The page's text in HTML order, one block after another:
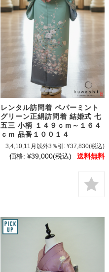
レンタル訪問着 ペパーミント
グリーン正絹訪問着 結婚式 七
五三 小柄 １４９ｃｍ～１６４
ｃｍ 品番１００１４
3,4,10,11月以外3％引: ¥37,830(税込)
価格: ¥39,000(税込) 送料無料